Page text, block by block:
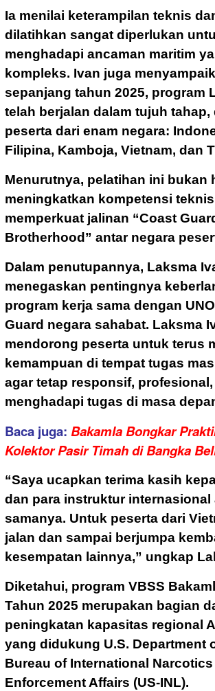
Ia menilai keterampilan teknis
dilatihkan sangat diperlukan
menghadapi ancaman maritim
kompleks. Ivan juga
sepanjang tahun 2025, program
telah berjalan dalam tujuh
peserta dari enam negara:
Filipina, Kamboja, Vietnam, dan
Menurutnya, pelatihan ini bukan
meningkatkan kompetensi
memperkuat jalinan “Coast
Brotherhood” antar negara
Dalam penutupannya, Laksma
menegaskan pentingnya
program kerja sama dengan
Guard negara sahabat. Laksma
mendorong peserta untuk terus
kemampuan di tempat tugas
agar tetap responsif,
menghadapi tugas di masa
Baca juga: Bakamla Bongkar
Kolektor Pasir Timah di Bangka
“Saya ucapkan terima kasih
dan para instruktur internasional
samanya. Untuk peserta dari
jalan dan sampai berjumpa
kesempatan lainnya,” ungkap
Diketahui, program VBSS
Tahun 2025 merupakan bagian
peningkatan kapasitas regional
yang didukung U.S. Department
Bureau of International
Enforcement Affairs (US-INL).